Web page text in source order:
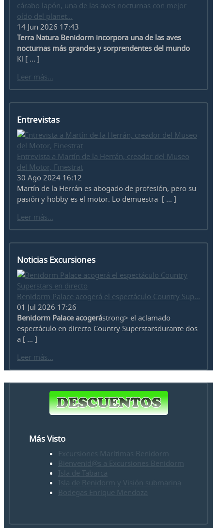
cárabo lapón, una de las aves nocturnas con mejor
oído del planet...
14 Jun 2026 17:43
Terra Natura Benidorm incorpora una de las aves
nocturnas más grandes y sorprendentes del mundo
Kl [ ... ]
Leer más...
Entrevistas
Entrevista a Martín de la Herrán, creador del Museo
del Motor, Finestrat
30 Ago 2024 16:12
Martín de la Herrán es abogado de profesión, pero su
pasión y hobby es el motor. Lo demuestra [ ... ]
Leer más...
Noticias Excursiones
Benidorm Palace acogerá el espectáculo Country Sup...
01 Jul 2026 17:26
Benidorm Palace acogerástrong> el aclamado
espectáculo en directo Country Superstarsdurante dos
a [ ... ]
Leer más...
Más Visto
Excursiones Marítimas Benidorm
Bienvenid@s a Excursiones Benidorm
Isla de Tabarca
Isla de Benidorm y Visión submarina
Bodegas Enrique Mendoza